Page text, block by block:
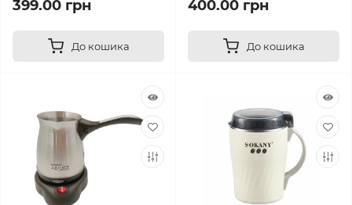
399.00 грн
До кошика
400.00 грн
До кошика